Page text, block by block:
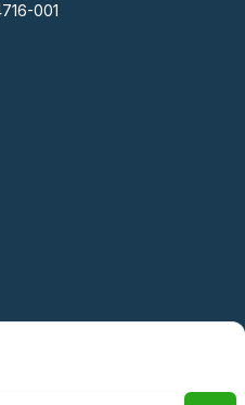
001
Tecnologia Loft